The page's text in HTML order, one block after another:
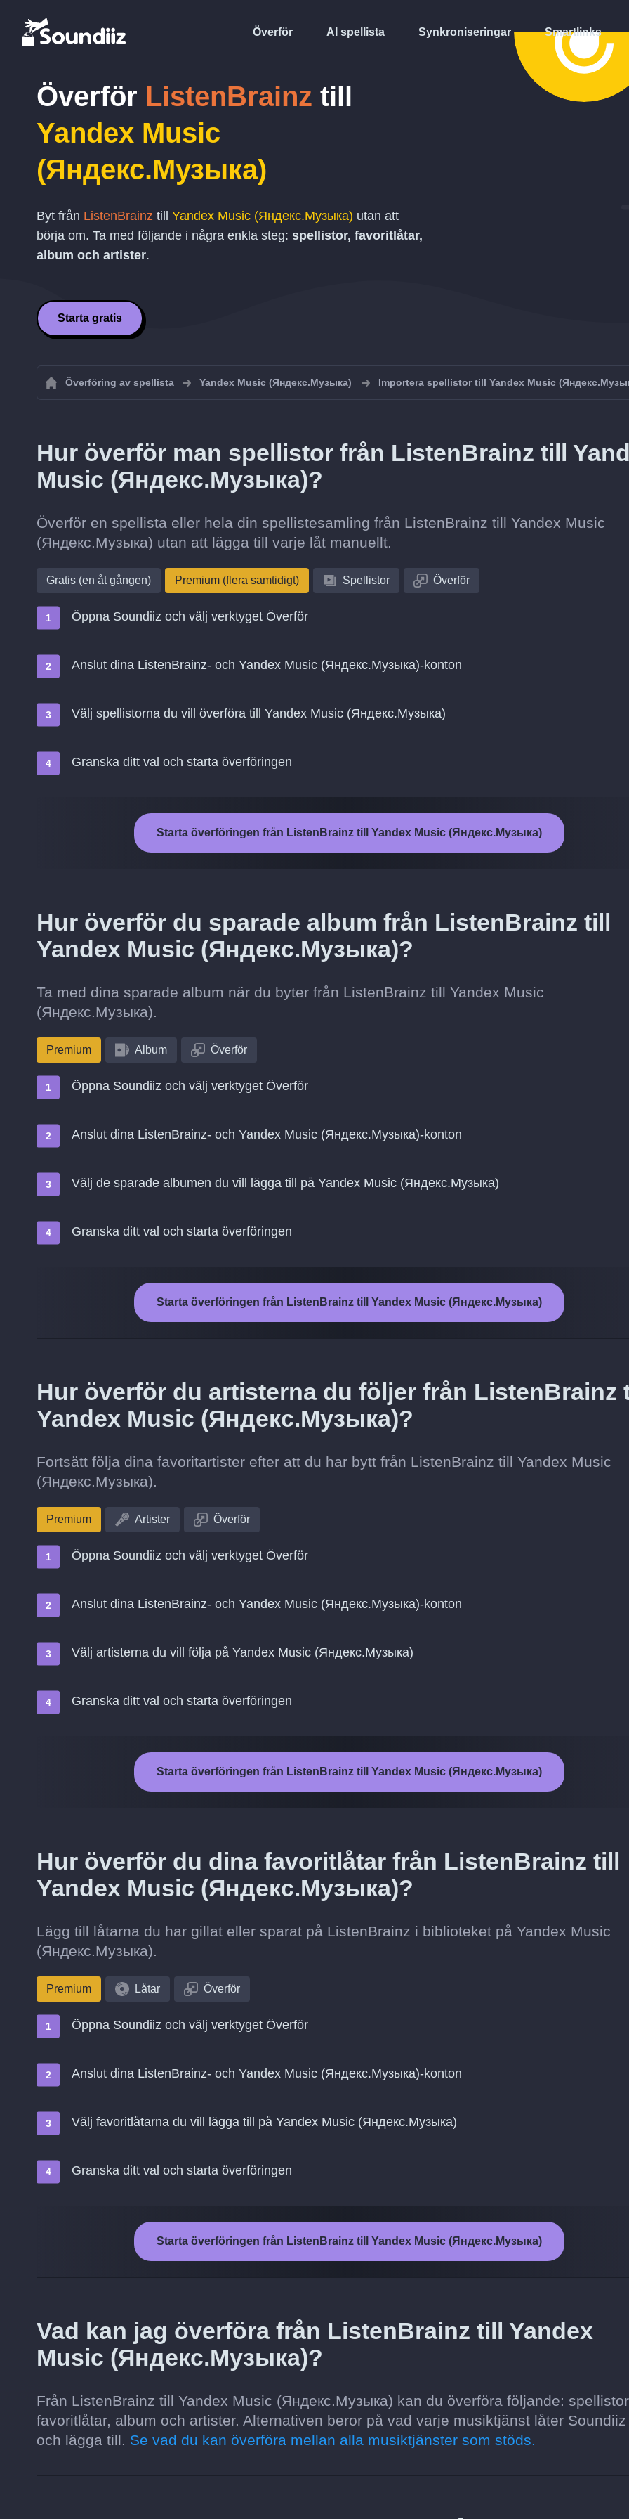
Överför AI spellista Synkroniseringar Smartlinks
Överför ListenBrainz till
Yandex Music
(Яндекс.Музыка)
Byt från ListenBrainz till Yandex Music (Яндекс.Музыка) utan att
börja om. Ta med följande i några enkla steg: spellistor, favoritlåtar,
album och artister.
Starta gratis
Överföring av spellista Yandex Music (Яндекс.Музыка) Importera spellistor till Yandex Music
Hur överför man spellistor från ListenBrainz till
Music (Яндекс.Музыка)?
Överför en spellista eller hela din spellistesamling från ListenBrainz till Yandex Music
(Яндекс.Музыка) utan att lägga till varje låt manuellt.
Gratis (en åt gången) Premium (flera samtidigt) Spellistor Överför
Öppna Soundiiz och välj verktyget Överför
Anslut dina ListenBrainz- och Yandex Music (Яндекс.Музыка)-konton
Välj spellistorna du vill överföra till Yandex Music (Яндекс.Музыка)
Granska ditt val och starta överföringen
Starta överföringen från ListenBrainz till Yandex Music (Яндекс.Музыка)
Hur överför du sparade album från ListenBrainz till
Yandex Music (Яндекс.Музыка)?
Ta med dina sparade album när du byter från ListenBrainz till Yandex Music
(Яндекс.Музыка).
Premium Album Överför
Öppna Soundiiz och välj verktyget Överför
Anslut dina ListenBrainz- och Yandex Music (Яндекс.Музыка)-konton
Välj de sparade albumen du vill lägga till på Yandex Music (Яндекс.Музыка)
Granska ditt val och starta överföringen
Starta överföringen från ListenBrainz till Yandex Music (Яндекс.Музыка)
Hur överför du artisterna du följer från ListenBrainz
Yandex Music (Яндекс.Музыка)?
Fortsätt följa dina favoritartister efter att du har bytt från ListenBrainz till Yandex Music
(Яндекс.Музыка).
Premium Artister Överför
Öppna Soundiiz och välj verktyget Överför
Anslut dina ListenBrainz- och Yandex Music (Яндекс.Музыка)-konton
Välj artisterna du vill följa på Yandex Music (Яндекс.Музыка)
Granska ditt val och starta överföringen
Starta överföringen från ListenBrainz till Yandex Music (Яндекс.Музыка)
Hur överför du dina favoritlåtar från ListenBrainz till
Yandex Music (Яндекс.Музыка)?
Lägg till låtarna du har gillat eller sparat på ListenBrainz i biblioteket på Yandex Music
(Яндекс.Музыка).
Premium Låtar Överför
Öppna Soundiiz och välj verktyget Överför
Anslut dina ListenBrainz- och Yandex Music (Яндекс.Музыка)-konton
Välj favoritlåtarna du vill lägga till på Yandex Music (Яндекс.Музыка)
Granska ditt val och starta överföringen
Starta överföringen från ListenBrainz till Yandex Music (Яндекс.Музыка)
Vad kan jag överföra från ListenBrainz till Yandex
Music (Яндекс.Музыка)?
Från ListenBrainz till Yandex Music (Яндекс.Музыка) kan du överföra följande:
favoritlåtar, album och artister. Alternativen beror på vad varje musiktjänst låter
och lägga till. Se vad du kan överföra mellan alla musiktjänster som stöds.